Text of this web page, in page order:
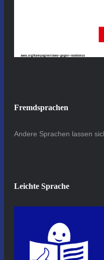
Fremdsprachen
Andere Sprachen lassen
Leichte Sprache